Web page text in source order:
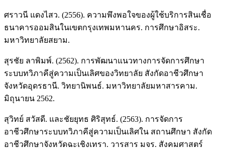
ศราวนี แดงไสว. (2556). ความพึงพอใจของผู้ใช้บริการสินเชื่อ
ธนาคารออมสินในเขตกรุงเทพมหานคร. การศึกษาอิสระ.
มหาวิทยาลัยสยาม.
สุรชัย ลาพิมพ์. (2562). การพัฒนาแนวทางการจัดการศึกษา
ระบบทวิภาคีสู่ความเป็นเลิศของวิทยาลัย สังกัดอาชีวศึกษา
จังหวัดอุดรธานี. วิทยานิพนธ์. มหาวิทยาลัยมหาสารคาม.
มิถุนายน 2562.
สุวิทย์ สวัสดี. และชัยยุทธ ศิริสุทธ์. (2563). การจัดการ
อาชีวศึกษาระบบทวิภาคีสู่ความเป็นเลิศใน สถานศึกษา สังกัด
อาชีวศึกษาจังหวัดฉะเชิงเทรา. วารสาร มจร. สังคมศาสตร์